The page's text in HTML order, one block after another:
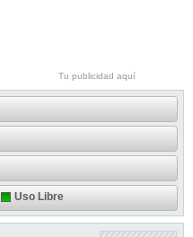
Tu publicidad aquí
Uso Libre